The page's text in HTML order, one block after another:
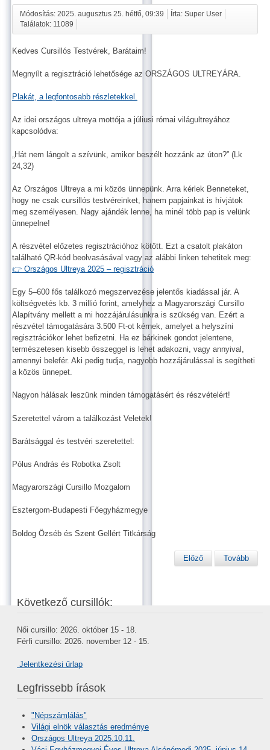
Módosítás: 2025. augusztus 25. hétfő, 09:39
Írta: Super User
Találatok: 11089
Kedves Cursillós Testvérek, Barátaim!
Megnyílt a regisztráció lehetősége az ORSZÁGOS ULTREYÁRA.
Plakát, a legfontosabb részletekkel.
Az idei országos ultreya mottója a júliusi római világultreyához
kapcsolódva:
„Hát nem lángolt a szívünk, amikor beszélt hozzánk az úton?” (Lk
24,32)
Az Országos Ultreya a mi közös ünnepünk. Arra kérlek Benneteket,
hogy ne csak cursillós testvéreinket, hanem papjainkat is hívjátok
meg személyesen. Nagy ajándék lenne, ha minél több pap is velünk
ünnepelne!
A részvétel előzetes regisztrációhoz kötött. Ezt a csatolt plakáton
található QR-kód beolvasásával vagy az alábbi linken tehetitek meg:
👉 Országos Ultreya 2025 – regisztráció
Egy 5–600 fős találkozó megszervezése jelentős kiadással jár. A
költségvetés kb. 3 millió forint, amelyhez a Magyarországi Cursillo
Alapítvány mellett a mi hozzájárulásunkra is szükség van. Ezért a
részvétel támogatására 3.500 Ft-ot kérnek, amelyet a helyszíni
regisztrációkor lehet befizetni. Ha ez bárkinek gondot jelentene,
természetesen kisebb összeggel is lehet adakozni, vagy annyival,
amennyi belefér. Aki pedig tudja, nagyobb hozzájárulással is segítheti
a közös ünnepet.
Nagyon hálásak leszünk minden támogatásért és részvételért!
Szeretettel várom a találkozást Veletek!
Barátsággal és testvéri szeretettel:
Pólus András és Robotka Zsolt
Magyarországi Cursillo Mozgalom
Esztergom-Budapesti Főegyházmegye
Boldog Özséb és Szent Gellért Titkárság
Előző Tovább
Következő cursillók:
Női cursillo: 2026. október 15 - 18.
Férfi cursillo: 2026. november 12 - 15.
Jelentkezési űrlap
Legfrissebb írások
"Népszámlálás"
Világi elnök választás eredménye
Országos Ultreya 2025.10.11.